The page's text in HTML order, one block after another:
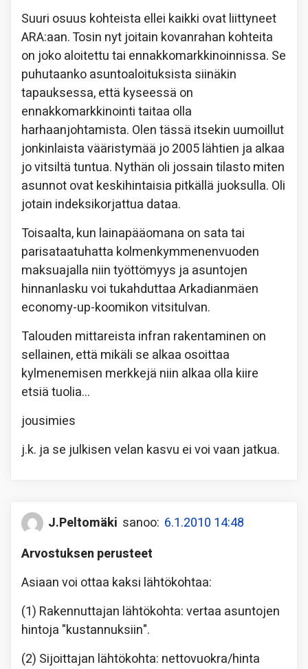
Suuri osuus kohteista ellei kaikki ovat liittyneet
ARA:aan. Tosin nyt joitain kovanrahan kohteita
on joko aloitettu tai ennakkomarkkinoinnissa. Se
puhutaanko asuntoaloituksista siinäkin
tapauksessa, että kyseessä on
ennakkomarkkinointi taitaa olla
harhaanjohtamista. Olen tässä itsekin uumoillut
jonkinlaista vääristymää jo 2005 lähtien ja alkaa
jo vitsiltä tuntua. Nythän oli jossain tilasto miten
asunnot ovat keskihintaisia pitkällä juoksulla. Oli
jotain indeksikorjattua dataa.
Toisaalta, kun lainapääomana on sata tai
parisataatuhatta kolmenkymmenenvuoden
maksuajalla niin työttömyys ja asuntojen
hinnanlasku voi tukahduttaa Arkadianmäen
economy-up-koomikon vitsitulvan.
Talouden mittareista infran rakentaminen on
sellainen, että mikäli se alkaa osoittaa
kylmenemisen merkkejä niin alkaa olla kiire
etsiä tuolia…
jousimies
j.k. ja se julkisen velan kasvu ei voi vaan jatkua.
J.Peltomäki sanoo: 6.1.2010 14:48
Arvostuksen perusteet
Asiaan voi ottaa kaksi lähtökohtaa:
(1) Rakennuttajan lähtökohta: vertaa asuntojen
hintoja "kustannuksiin".
(2) Sijoittajan lähtökohta: nettovuokra/hinta